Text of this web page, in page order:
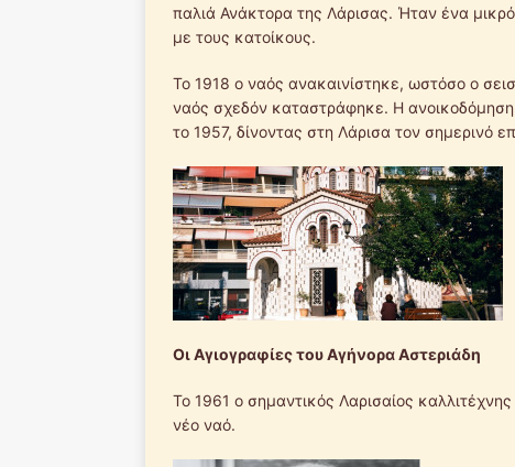
παλιά Ανάκτορα της Λάρισας. Ήταν ένα
με τους κατοίκους.
Το 1918 ο ναός ανακαινίστηκε, ωστόσο ο
ναός σχεδόν καταστράφηκε. Η
το 1957, δίνοντας στη Λάρισα τον σημερινό
Οι Αγιογραφίες του Αγήνορα Αστεριάδη
Το 1961 ο σημαντικός Λαρισαίος
νέο ναό.